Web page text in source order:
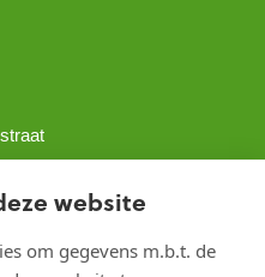
website
om gegevens m.b.t. de